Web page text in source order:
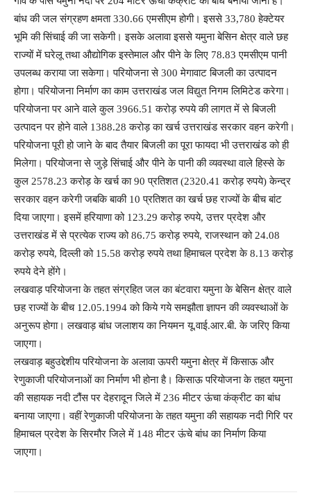
बांध की जल संग्रहण क्षमता 330.66 एमसीएम होगी। इससे 33,780 हेक्टेयर
भूमि की सिंचाई की जा सकेगी। इसके अलावा इससे यमुना बेसिन क्षेत्र वाले छह
राज्यों में घरेलू तथा औद्योगिक इस्तेमाल और पीने के लिए 78.83 एमसीएम पानी
उपलब्ध कराया जा सकेगा। परियोजना से 300 मेगावाट बिजली का उत्पादन
होगा। परियोजना निर्माण का काम उत्तराखंड जल विद्युत निगम लिमिटेड करेगा।
परियोजना पर आने वाले कुल 3966.51 करोड़ रुपये की लागत में से बिजली
उत्पादन पर होने वाले 1388.28 करोड़ का खर्च उत्तराखंड सरकार वहन करेगी।
परियोजना पूरी हो जाने के बाद तैयार बिजली का पूरा फायदा भी उत्तराखंड को ही
मिलेगा। परियोजना से जुड़े सिंचाई और पीने के पानी की व्यवस्था वाले हिस्से के
कुल 2578.23 करोड़ के खर्च का 90 प्रतिशत (2320.41 करोड़ रुपये) केन्द्र
सरकार वहन करेगी जबकि बाकी 10 प्रतिशत का खर्च छह राज्यों के बीच बांट
दिया जाएगा। इसमें हरियाणा को 123.29 करोड़ रुपये, उत्तर प्रदेश और
उत्तराखंड में से प्रत्येक राज्य को 86.75 करोड़ रुपये, राजस्थान को 24.08
करोड़ रुपये, दिल्ली को 15.58 करोड़ रुपये तथा हिमाचल प्रदेश के 8.13 करोड़
रुपये देने होंगे।
लखवाड़ परियोजना के तहत संग्रहित जल का बंटवारा यमुना के बेसिन क्षेत्र वाले
छह राज्यों के बीच 12.05.1994 को किये गये समझौता ज्ञापन की व्यवस्थाओं के
अनुरूप होगा। लखवाड़ बांध जलाशय का नियमन यू.वाई.आर.बी. के जरिए किया
जाएगा।
लखवाड़ बहुउद्देशीय परियोजना के अलावा ऊपरी यमुना क्षेत्र में किसाऊ और
रेणुकाजी परियोजनाओं का निर्माण भी होना है। किसाऊ परियोजना के तहत यमुना
की सहायक नदी टौंस पर देहरादून जिले में 236 मीटर ऊंचा कंक्रीट का बांध
बनाया जाएगा। वहीं रेणुकाजी परियोजना के तहत यमुना की सहायक नदी गिरि पर
हिमाचल प्रदेश के सिरमौर जिले में 148 मीटर ऊंचे बांध का निर्माण किया
जाएगा।